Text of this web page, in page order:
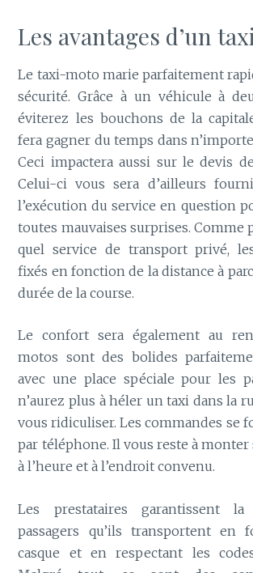
Les avantages d’un
Le taxi-moto marie parfaitement
sécurité. Grâce à un véhicule à
éviterez les bouchons de la
fera gagner du temps dans
Ceci impactera aussi sur le devis
Celui-ci vous sera d’ailleurs
l’exécution du service en question
toutes mauvaises surprises. Comme
quel service de transport privé,
fixés en fonction de la distance à
durée de la course.
Le confort sera également au
motos sont des bolides
avec une place spéciale pour les
n’aurez plus à héler un taxi dans la
vous ridiculiser. Les commandes se
par téléphone. Il vous reste à
à l’heure et à l’endroit convenu.
Les prestataires garantissent
passagers qu’ils transportent en
casque et en respectant les